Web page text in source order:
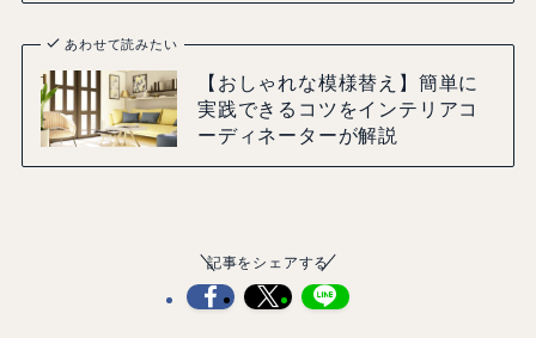
あわせて読みたい
【おしゃれな模様替え】簡単に
実践できるコツをインテリアコ
ーディネーターが解説
記事をシェアする